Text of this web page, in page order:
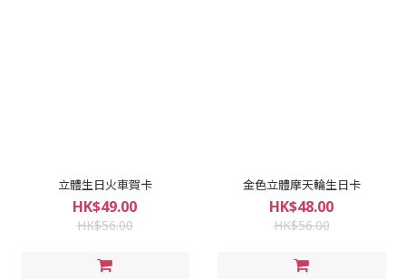
立體生日火車賀卡
HK$49.00
HK$56.00
金色立體摩天輪生日卡
HK$48.00
HK$56.00